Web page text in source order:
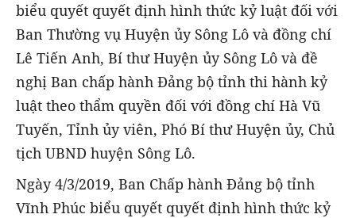
biểu quyết quyết định hình thức kỷ luật đối với
Ban Thường vụ Huyện ủy Sông Lô và đồng chí
Lê Tiến Anh, Bí thư Huyện ủy Sông Lô và đề
nghị Ban chấp hành Đảng bộ tỉnh thi hành kỷ
luật theo thẩm quyền đối với đồng chí Hà Vũ
Tuyến, Tỉnh ủy viên, Phó Bí thư Huyện ủy, Chủ
tịch UBND huyện Sông Lô.
Ngày 4/3/2019, Ban Chấp hành Đảng bộ tỉnh
Vĩnh Phúc biểu quyết quyết định hình thức kỷ